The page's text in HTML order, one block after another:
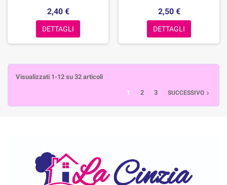
2,40 €
DETTAGLI
2,50 €
DETTAGLI
Visualizzati 1-12 su 32 articoli
1 2 3 SUCCESSIVO 